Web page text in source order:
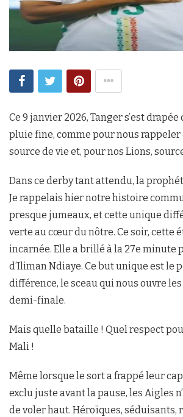
Ce 9 janvier 2026, Tanger s’est drapée
pluie fine, comme pour nous rappeler
source de vie et, pour nos Lions,
Dans ce derby tant attendu, la
Je rappelais hier notre histoire
presque jumeaux, et cette unique
verte au cœur du nôtre. Ce soir, cette
incarnée. Elle a brillé à la 27e minute
d’Iliman Ndiaye. Ce but unique est le
différence, le sceau qui nous ouvre
demi-finale.
Mais quelle bataille ! Quel respect
Mali !
Même lorsque le sort a frappé leur
exclu juste avant la pause, les Aigles
de voler haut. Héroïques, séduisants,